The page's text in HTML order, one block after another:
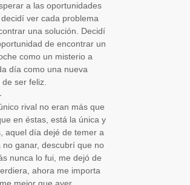
a las oportunidades
ver cada problema
una solución. Decidí
de encontrar un
como un misterio a
día como una nueva
ser feliz.
rival no eran más que
en éstas, está la única y
aquel día dejé de temer a
ganar, descubrí que no
nunca lo fui, me dejó de
ahora me importa